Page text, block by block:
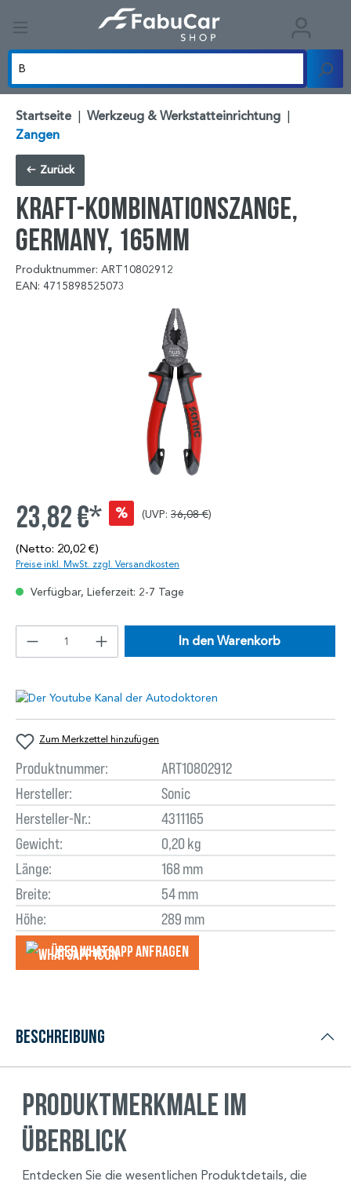
Startseite | Werkzeug & Werkstatteinrichtung |
Zangen
Zurück
Kraft-Kombinationszange,
Germany, 165mm
Produktnummer: ART10802912
EAN: 4715898525073
23,82 €* % (UVP: 36,08 €)
(Netto: 20,02 €)
Preise inkl. MwSt. zzgl. Versandkosten
Verfügbar, Lieferzeit: 2-7 Tage
In den Warenkorb
Zum Merkzettel hinzufügen
Produktnummer:
ART10802912
Hersteller:
Sonic
Hersteller-Nr.:
4311165
Gewicht:
0,20 kg
Länge:
168 mm
Breite:
54 mm
Höhe:
289 mm
Über WhatsApp anfragеn
Beschreibung
Produktmerkmale im
Überblick
Entdecken Sie die wesentlichen Produktdetails, die